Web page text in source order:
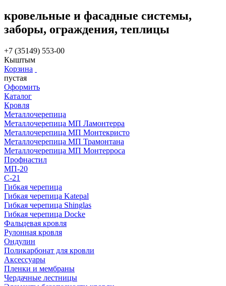
кровельные и фасадные системы,
заборы, ограждения, теплицы
+7 (35149) 553-00
Кыштым
Корзина
пустая
Оформить
Каталог
Кровля
Металлочерепица
Металлочерепица МП Ламонтерра
Металлочерепица МП Монтекристо
Металлочерепица МП Трамонтана
Металлочерепица МП Монтерроса
Профнастил
МП-20
С-21
Гибкая черепица
Гибкая черепица Katepal
Гибкая черепица Shinglas
Гибкая черепица Docke
Фальцевая кровля
Рулонная кровля
Ондулин
Поликарбонат для кровли
Аксессуары
Пленки и мембраны
Чердачные лестницы